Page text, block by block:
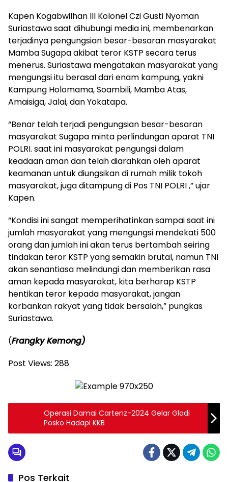
Kapen Kogabwilhan III Kolonel Czi Gusti Nyoman
Suriastawa saat dihubungi media ini, membenarkan
terjadinya pengungsian besar-besaran masyarakat
Mamba Sugapa akibat teror KSTP secara terus
menerus. Suriastawa mengatakan masyarakat yang
mengungsi itu berasal dari enam kampung, yakni
Kampung Holomama, Soambili, Mamba Atas,
Amaisiga, Jalai, dan Yokatapa.
“Benar telah terjadi pengungsian besar-besaran
masyarakat Sugapa minta perlindungan aparat TNI
POLRI. saat ini masyarakat pengungsi dalam
keadaan aman dan telah diarahkan oleh aparat
keamanan untuk diungsikan di rumah milik tokoh
masyarakat, juga ditampung di Pos TNI POLRI ,” ujar
Kapen.
“Kondisi ini sangat memperihatinkan sampai saat ini
jumlah masyarakat yang mengungsi mendekati 500
orang dan jumlah ini akan terus bertambah seiring
tindakan teror KSTP yang semakin brutal, namun TNI
akan senantiasa melindungi dan memberikan rasa
aman kepada masyarakat, kita berharap KSTP
hentikan teror kepada masyarakat, jangan
korbankan rakyat yang tidak bersalah,” pungkas
Suriastawa.
(Frangky Kemong)
Post Views: 288
Operasi Damai Cartenz-2024 Gelar Gladi
Posko Hadapi KKB
Pos Terkait
Berita Nasional